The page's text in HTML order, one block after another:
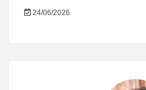
24/06/2026